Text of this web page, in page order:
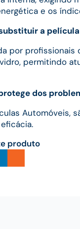
e os
a
por
permitindo
dos
Automóveis,
produto